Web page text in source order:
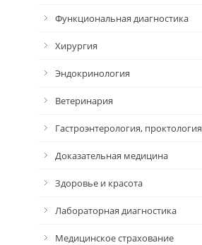
Функциональная диагностика
Хирургия
Эндокринология
Ветеринария
Гастроэнтерология, проктология
Доказательная медицина
Здоровье и красота
Лабораторная диагностика
Медицинское страхование